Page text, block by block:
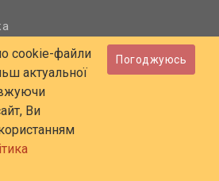
cookie-файли
актуальної
Ви
Погоджуюсь